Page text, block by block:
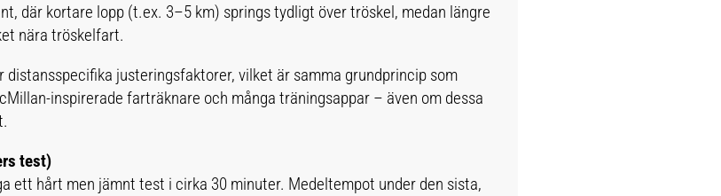
där kortare lopp (t.ex. 3–5 km) springs tydligt över tröskel, medan längre
nära tröskelfart.
distansspecifika justeringsfaktorer, vilket är samma grundprincip som
inspirerade farträknare och många träningsappar – även om dessa
test)
ett hårt men jämnt test i cirka 30 minuter. Medeltempot under den sista,